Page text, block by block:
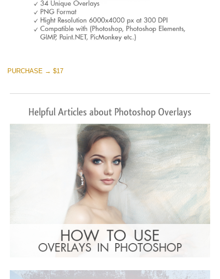
PURCHASE → $17
Helpful Articles about Photoshop Overlays